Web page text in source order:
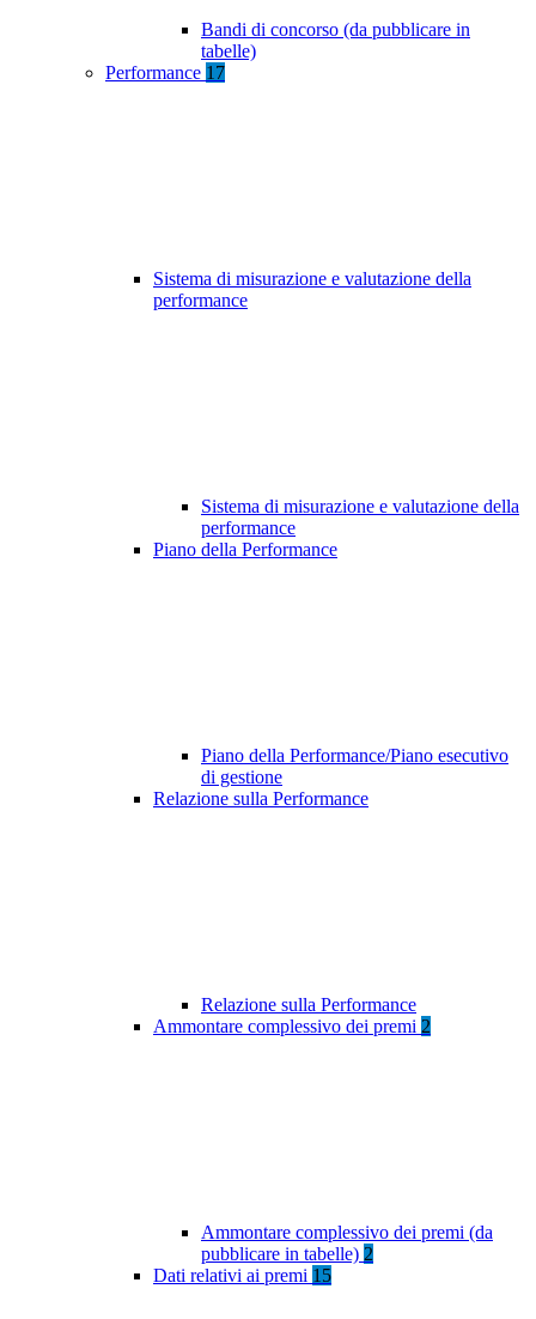
Bandi di concorso (da pubblicare in
tabelle)
Performance 17
Sistema di misurazione e valutazione della
performance
Sistema di misurazione e valutazione della
performance
Piano della Performance
Piano della Performance/Piano esecutivo
di gestione
Relazione sulla Performance
Relazione sulla Performance
Ammontare complessivo dei premi 2
Ammontare complessivo dei premi (da
pubblicare in tabelle) 2
Dati relativi ai premi 15